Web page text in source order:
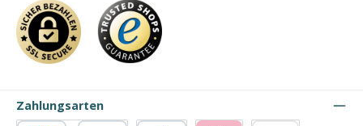
Zahlungsarten